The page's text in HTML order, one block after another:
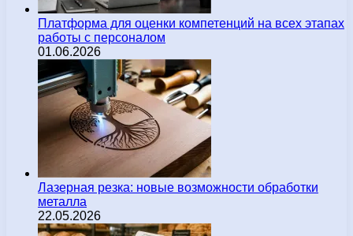
Платформа для оценки компетенций на всех этапах
работы с персоналом
01.06.2026
Лазерная резка: новые возможности обработки
металла
22.05.2026